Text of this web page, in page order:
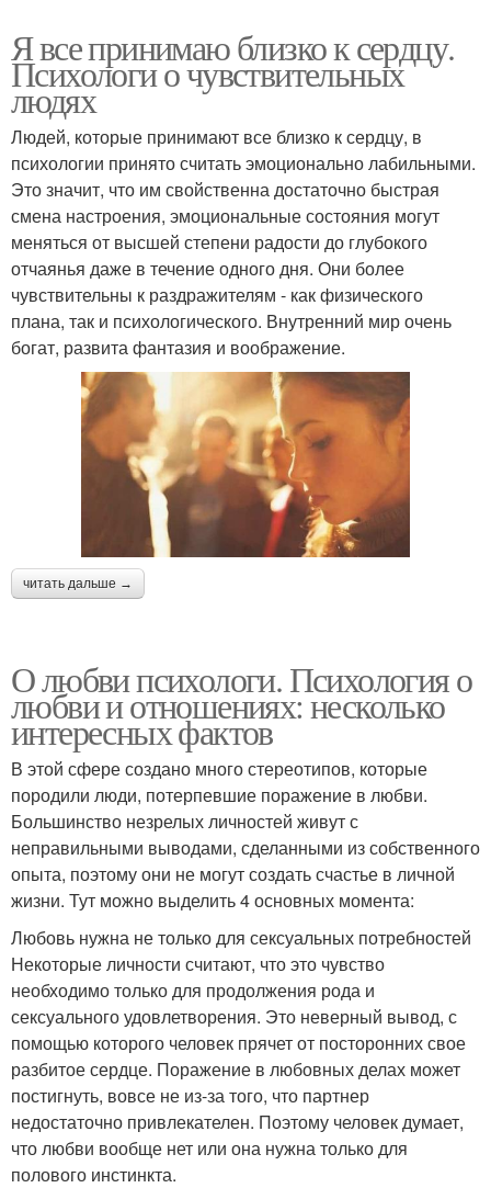
Я все принимаю близко к сердцу.
Психологи о чувствительных
людях
Людей, которые принимают все близко к сердцу, в
психологии принято считать эмоционально лабильными.
Это значит, что им свойственна достаточно быстрая
смена настроения, эмоциональные состояния могут
меняться от высшей степени радости до глубокого
отчаянья даже в течение одного дня. Они более
чувствительны к раздражителям - как физического
плана, так и психологического. Внутренний мир очень
богат, развита фантазия и воображение.
читать дальше →
О любви психологи. Психология о
любви и отношениях: несколько
интересных фактов
В этой сфере создано много стереотипов, которые
породили люди, потерпевшие поражение в любви.
Большинство незрелых личностей живут с
неправильными выводами, сделанными из собственного
опыта, поэтому они не могут создать счастье в личной
жизни. Тут можно выделить 4 основных момента:
Любовь нужна не только для сексуальных потребностей
Некоторые личности считают, что это чувство
необходимо только для продолжения рода и
сексуального удовлетворения. Это неверный вывод, с
помощью которого человек прячет от посторонних свое
разбитое сердце. Поражение в любовных делах может
постигнуть, вовсе не из-за того, что партнер
недостаточно привлекателен. Поэтому человек думает,
что любви вообще нет или она нужна только для
полового инстинкта.